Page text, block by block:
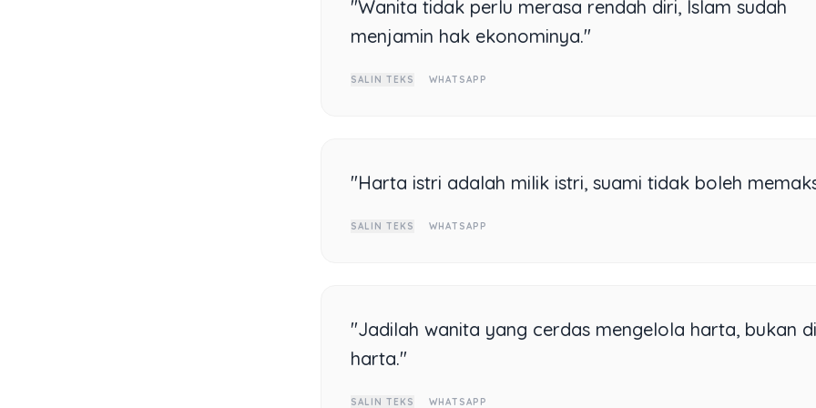
"Wanita tidak perlu merasa rendah diri, Islam sudah
menjamin hak ekonominya."
SALIN TEKS WHATSAPP
"Harta istri adalah milik istri, suami tidak boleh
SALIN TEKS WHATSAPP
"Jadilah wanita yang cerdas mengelola harta, bukan
harta."
SALIN TEKS WHATSAPP